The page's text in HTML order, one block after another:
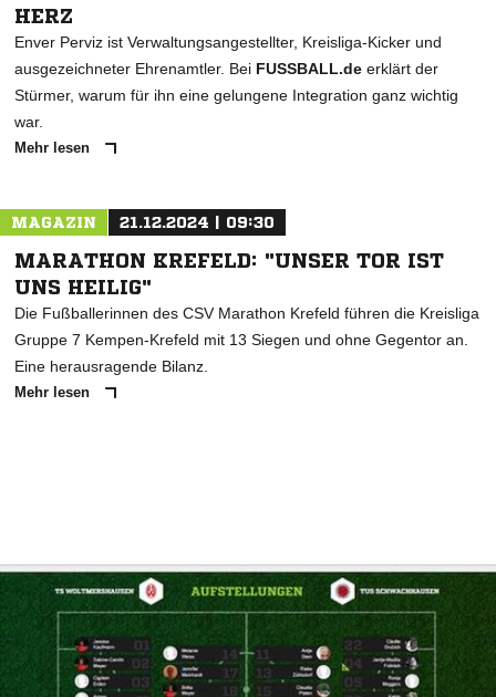
HERZ
Enver Perviz ist Verwaltungsangestellter, Kreisliga-Kicker und
ausgezeichneter Ehrenamtler. Bei FUSSBALL.de erklärt der
Stürmer, warum für ihn eine gelungene Integration ganz wichtig
war.
Mehr lesen
MAGAZIN 21.12.2024 | 09:30
MARATHON KREFELD: "UNSER TOR IST
UNS HEILIG"
Die Fußballerinnen des CSV Marathon Krefeld führen die Kreisliga
Gruppe 7 Kempen-Krefeld mit 13 Siegen und ohne Gegentor an.
Eine herausragende Bilanz.
Mehr lesen